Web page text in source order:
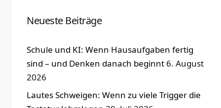
Neueste Beiträge
Schule und KI: Wenn Hausaufgaben fertig
sind – und Denken danach beginnt 6. August
2026
Lautes Schweigen: Wenn zu viele Trigger die